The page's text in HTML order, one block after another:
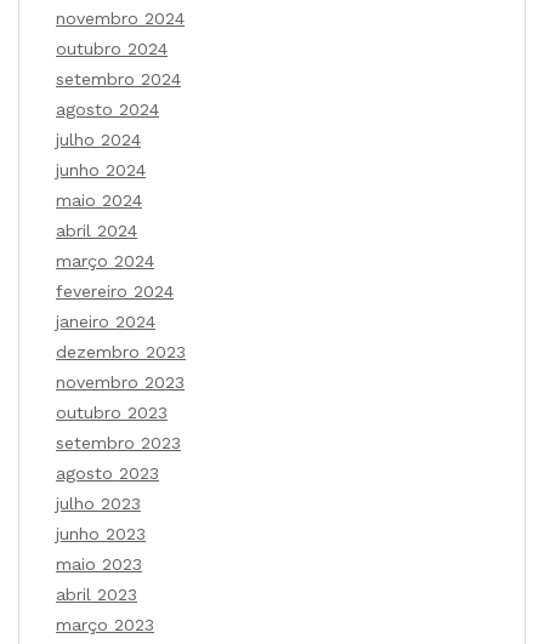
novembro 2024
outubro 2024
setembro 2024
agosto 2024
julho 2024
junho 2024
maio 2024
abril 2024
março 2024
fevereiro 2024
janeiro 2024
dezembro 2023
novembro 2023
outubro 2023
setembro 2023
agosto 2023
julho 2023
junho 2023
maio 2023
abril 2023
março 2023